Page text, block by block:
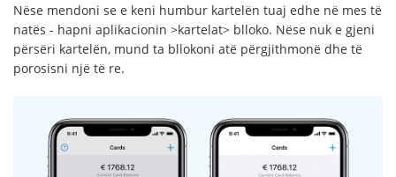
Nëse mendoni se e keni humbur kartelën tuaj edhe në mes të
natës - hapni aplikacionin >kartelat> blloko. Nëse nuk e gjeni
përsëri kartelën, mund ta bllokoni atë përgjithmonë dhe të
porosisni një të re.